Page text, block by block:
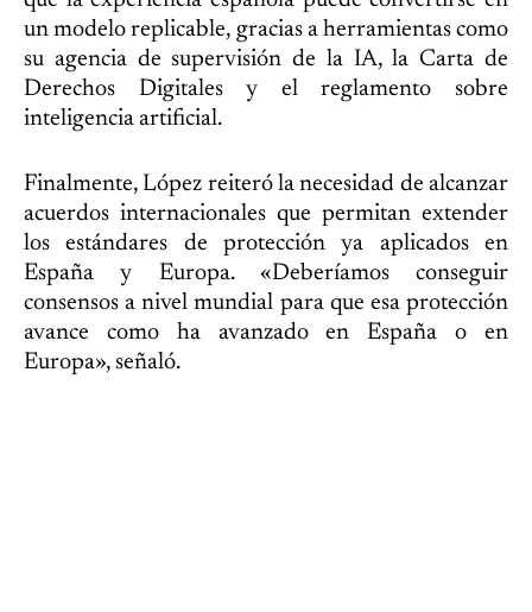
un modelo replicable, gracias a herramientas como
su agencia de supervisión de la IA, la Carta de
Derechos Digitales y el reglamento sobre
inteligencia artificial.
Finalmente, López reiteró la necesidad de alcanzar
acuerdos internacionales que permitan extender
los estándares de protección ya aplicados en
España y Europa. «Deberíamos conseguir
consensos a nivel mundial para que esa protección
avance como ha avanzado en España o en
Europa», señaló.